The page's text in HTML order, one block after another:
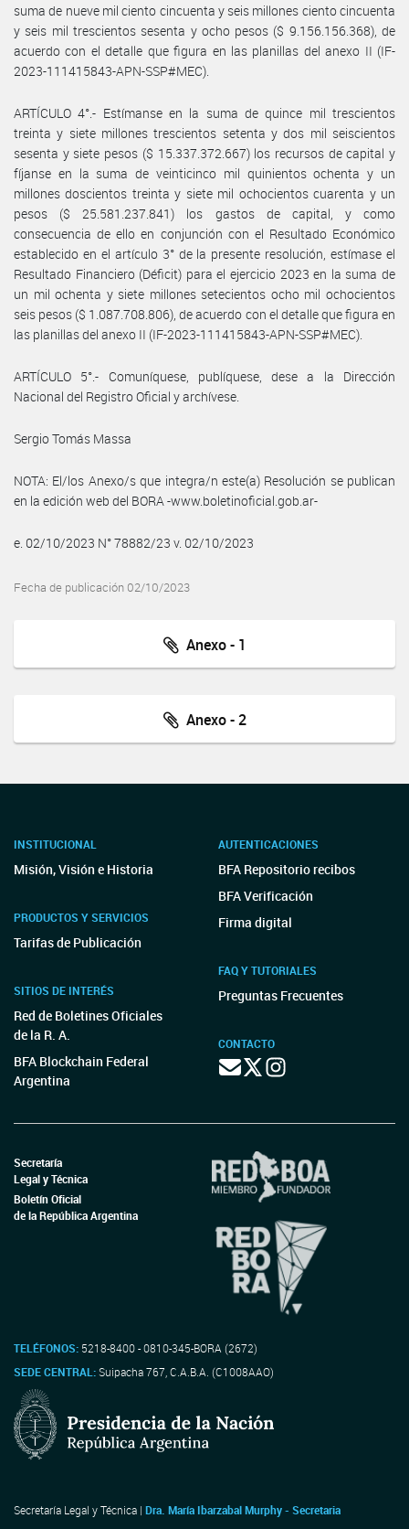
suma de nueve mil ciento cincuenta y seis millones ciento cincuenta
y seis mil trescientos sesenta y ocho pesos ($ 9.156.156.368), de
acuerdo con el detalle que figura en las planillas del anexo II (IF-
2023-111415843-APN-SSP#MEC).
ARTÍCULO 4°.- Estímanse en la suma de quince mil trescientos
treinta y siete millones trescientos setenta y dos mil seiscientos
sesenta y siete pesos ($ 15.337.372.667) los recursos de capital y
fíjanse en la suma de veinticinco mil quinientos ochenta y un
millones doscientos treinta y siete mil ochocientos cuarenta y un
pesos ($ 25.581.237.841) los gastos de capital, y como
consecuencia de ello en conjunción con el Resultado Económico
establecido en el artículo 3° de la presente resolución, estímase el
Resultado Financiero (Déficit) para el ejercicio 2023 en la suma de
un mil ochenta y siete millones setecientos ocho mil ochocientos
seis pesos ($ 1.087.708.806), de acuerdo con el detalle que figura en
las planillas del anexo II (IF-2023-111415843-APN-SSP#MEC).
ARTÍCULO 5°.- Comuníquese, publíquese, dese a la Dirección
Nacional del Registro Oficial y archívese.
Sergio Tomás Massa
NOTA: El/los Anexo/s que integra/n este(a) Resolución se publican
en la edición web del BORA -www.boletinoficial.gob.ar-
e. 02/10/2023 N° 78882/23 v. 02/10/2023
Fecha de publicación 02/10/2023
Anexo - 1
Anexo - 2
INSTITUCIONAL
Misión, Visión e Historia
PRODUCTOS Y SERVICIOS
Tarifas de Publicación
SITIOS DE INTERÉS
Red de Boletines Oficiales
de la R. A.
BFA Blockchain Federal
Argentina
AUTENTICACIONES
BFA Repositorio recibos
BFA Verificación
Firma digital
FAQ Y TUTORIALES
Preguntas Frecuentes
CONTACTO
Secretaría
Legal y Técnica
Boletín Oficial
de la República Argentina
TELÉFONOS: 5218-8400 - 0810-345-BORA (2672)
SEDE CENTRAL:Suipacha 767, C.A.B.A. (C1008AAO)
Secretaría Legal y Técnica | Dra. María Ibarzabal Murphy - Secretaria